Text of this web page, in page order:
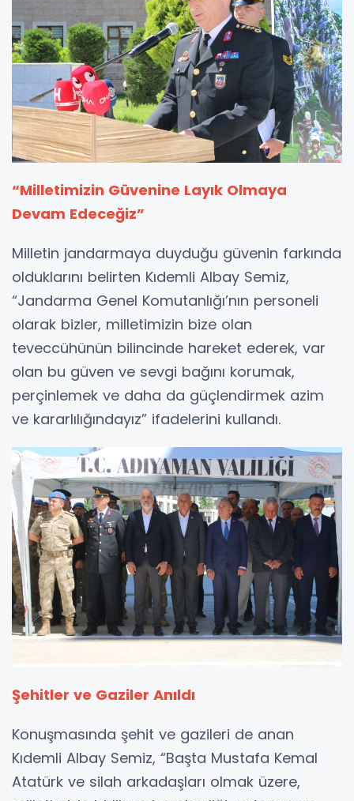
“Milletimizin Güvenine Layık Olmaya
Devam Edeceğiz”
Milletin jandarmaya duyduğu güvenin farkında
olduklarını belirten Kıdemli Albay Semiz,
“Jandarma Genel Komutanlığı’nın personeli
olarak bizler, milletimizin bize olan
teveccühünün bilincinde hareket ederek, var
olan bu güven ve sevgi bağını korumak,
perçinlemek ve daha da güçlendirmek azim
ve kararlılığındayız” ifadelerini kullandı.
Şehitler ve Gaziler Anıldı
Konuşmasında şehit ve gazileri de anan
Kıdemli Albay Semiz, “Başta Mustafa Kemal
Atatürk ve silah arkadaşları olmak üzere,